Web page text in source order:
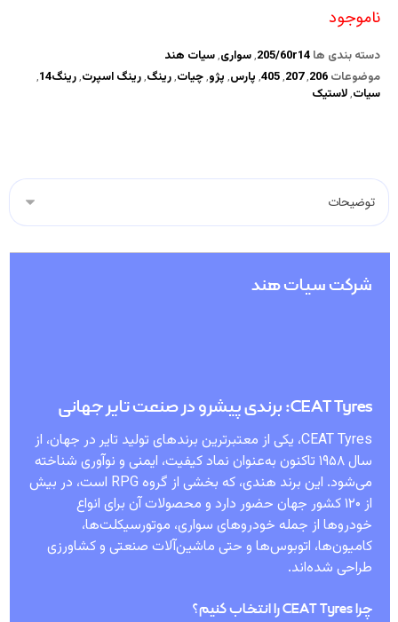
ناموجود
دسته بندی ها 205/60r14
,سواری,سیات هند
موضوعات 206
,
207
,
405
, پارس, پژو,چیات,رینگ,رینگ اسپرت,رینگ14
,
سیات,لاستیک
شرکت سیات هند
CEAT Tyres: برندی پیشرو در صنعت تایر جهانی
CEAT Tyres، یکی از معتبرترین برندهای تولید تایر در جهان، از
سال ۱۹۵۸ تاکنون به‌عنوان نماد کیفیت، ایمنی و نوآوری شناخته
می‌شود. این برند هندی، که بخشی از گروه RPG است، در بیش
از ۱۲۰ کشور جهان حضور دارد و محصولات آن برای انواع
خودروها از جمله خودروهای سواری، موتورسیکلت‌ها،
کامیون‌ها، اتوبوس‌ها و حتی ماشین‌آلات صنعتی و کشاورزی
طراحی شده‌اند.
چرا CEAT Tyres را انتخاب کنیم؟